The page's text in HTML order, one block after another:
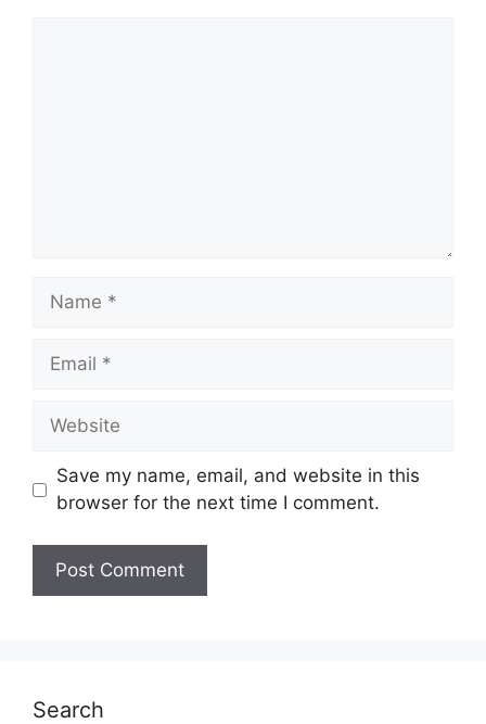
Name
Email
Website
Save my name, email, and website in this
browser for the next time I comment.
Search